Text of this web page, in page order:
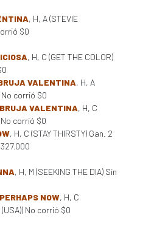
, H, A (STEVIE
$0
, H, C (GET THE COLOR)
VALENTINA, H, A
No corrió $0
VALENTINA, H, C
No corrió $0
, H, C (STAY THIRSTY) Gan. 2
, H, M (SEEKING THE DIA) Sin
NOW, H, C
(USA)) No corrió $0